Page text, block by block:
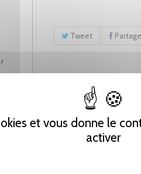
et vous donne le
activer
Tweet